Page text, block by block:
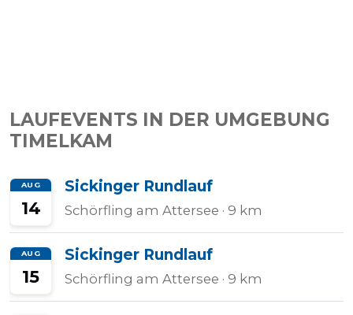
LAUFEVENTS IN DER UMGEBUNG
TIMELKAM
AUG
14
Sickinger Rundlauf
Schörfling am Attersee · 9 km
AUG
15
Sickinger Rundlauf
Schörfling am Attersee · 9 km